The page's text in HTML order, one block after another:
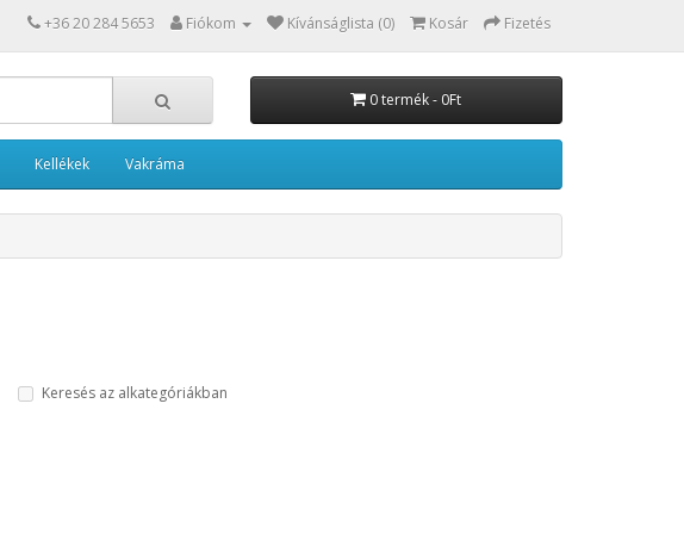
+36 20 284 5653 Fiókom Kívánságlista (0) Kosár Fizetés
0 termék - 0Ft
Kellékek Vakráma
Keresés az alkategóriákban